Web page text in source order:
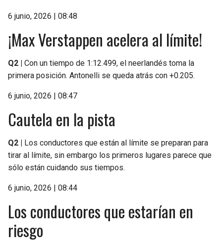
6 junio, 2026 | 08:48
¡Max Verstappen acelera al límite!
Q2 |
Con un tiempo de 1:12.499, el neerlandés toma la
primera posición. Antonelli se queda atrás con +0.205.
6 junio, 2026 | 08:47
Cautela en la pista
Q2 |
Los conductores que están al límite se preparan para
tirar al límite, sin embargo los primeros lugares parece que
sólo están cuidando sus tiempos.
6 junio, 2026 | 08:44
Los conductores que estarían en
riesgo